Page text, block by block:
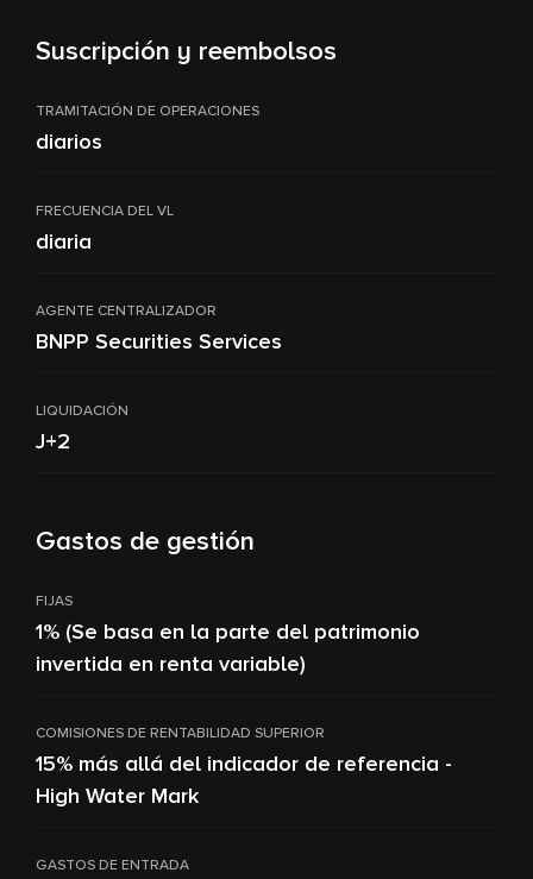
Suscripción y reembolsos
TRAMITACIÓN DE OPERACIONES
diarios
FRECUENCIA DEL VL
diaria
AGENTE CENTRALIZADOR
BNPP Securities Services
LIQUIDACIÓN
J+2
Gastos de gestión
FIJAS
1% (Se basa en la parte del patrimonio
invertida en renta variable)
COMISIONES DE RENTABILIDAD SUPERIOR
15% más allá del indicador de referencia -
High Water Mark
GASTOS DE ENTRADA